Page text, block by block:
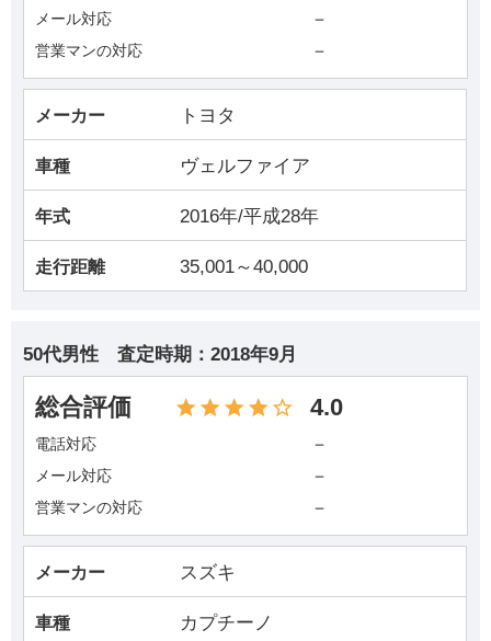
メール対応 －
営業マンの対応 －
メーカー トヨタ
車種 ヴェルファイア
年式 2016年/平成28年
走行距離 35,001～40,000
50代男性 査定時期： 2018年9月
総合評価 4.0
電話対応 －
メール対応 －
営業マンの対応 －
メーカー スズキ
車種 カプチーノ